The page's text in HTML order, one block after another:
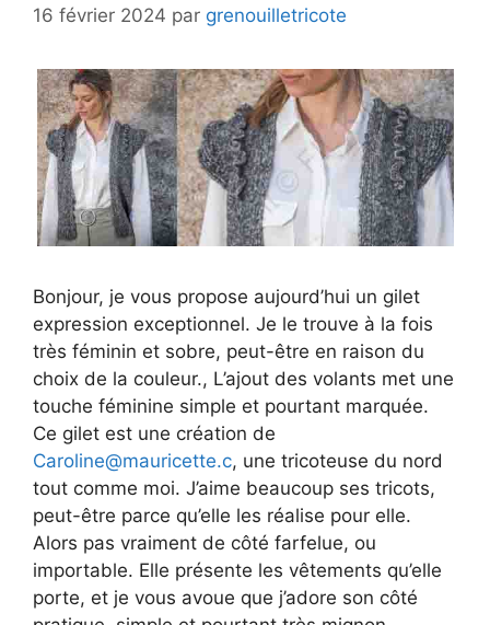
16 février 2024 par grenouilletricote
Bonjour, je vous propose aujourd’hui un gilet
expression exceptionnel. Je le trouve à la fois
très féminin et sobre, peut-être en raison du
choix de la couleur., L’ajout des volants met une
touche féminine simple et pourtant marquée.
Ce gilet est une création de
Caroline@mauricette.c, une tricoteuse du nord
tout comme moi. J’aime beaucoup ses tricots,
peut-être parce qu’elle les réalise pour elle.
Alors pas vraiment de côté farfelue, ou
importable. Elle présente les vêtements qu’elle
porte, et je vous avoue que j’adore son côté